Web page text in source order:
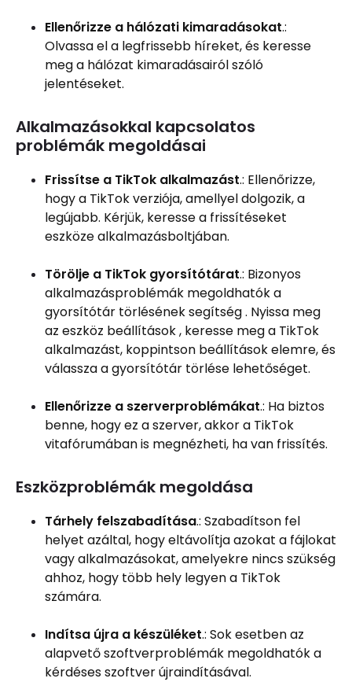
Ellenőrizze a hálózati kimaradásokat.:
Olvassa el a legfrissebb híreket, és keresse
meg a hálózat kimaradásairól szóló
jelentéseket.
Alkalmazásokkal kapcsolatos
problémák megoldásai
Frissítse a TikTok alkalmazást.: Ellenőrizze,
hogy a TikTok verziója, amellyel dolgozik, a
legújabb. Kérjük, keresse a frissítéseket
eszköze alkalmazásboltjában.
Törölje a TikTok gyorsítótárat.: Bizonyos
alkalmazásproblémák megoldhatók a
gyorsítótár törlésének segítség . Nyissa meg
az eszköz beállítások , keresse meg a TikTok
alkalmazást, koppintson beállítások elemre, és
válassza a gyorsítótár törlése lehetőséget.
Ellenőrizze a szerverproblémákat.: Ha biztos
benne, hogy ez a szerver, akkor a TikTok
vitafórumában is megnézheti, ha van frissítés.
Eszközproblémák megoldása
Tárhely felszabadítása.: Szabadítson fel
helyet azáltal, hogy eltávolítja azokat a fájlokat
vagy alkalmazásokat, amelyekre nincs szükség
ahhoz, hogy több hely legyen a TikTok
számára.
Indítsa újra a készüléket.: Sok esetben az
alapvető szoftverproblémák megoldhatók a
kérdéses szoftver újraindításával.